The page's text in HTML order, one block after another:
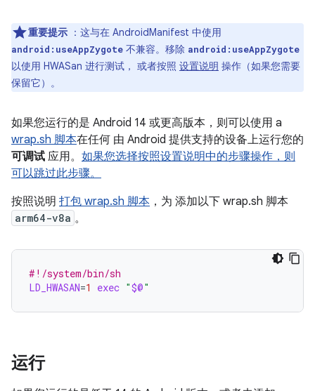
重要提示 ：这与在 AndroidManifest 中使用
android:useAppZygote 不兼容。移除 android:useAppZygote
以使用 HWASan 进行测试， 或者按照 设置说明 操作（如果您需要
保留它）。
如果您运行的是 Android 14 或更高版本，则可以使用 a
wrap.sh 脚本在任何 由 Android 提供支持的设备上运行您的
可调试 应用。 如果您选择按照设置说明中的步骤操作，则
可以跳过此步骤。
按照说明 打包 wrap.sh 脚本 ，为 添加以下 wrap.sh 脚本
arm64-v8a 。
#!/system/bin/sh
LD_HWASAN=1 exec "$@"
运行